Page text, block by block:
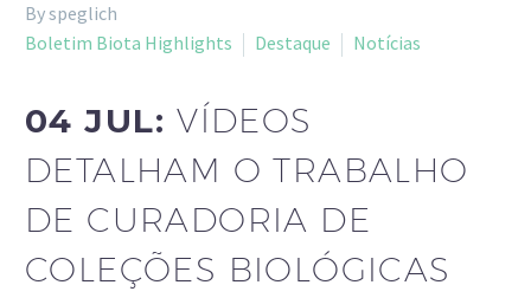
By speglich
Boletim Biota Highlights
Destaque Notícias
04 JUL:VÍDEOS
DETALHAM O TRABALHO
DE CURADORIA DE
COLEÇÕES BIOLÓGICAS